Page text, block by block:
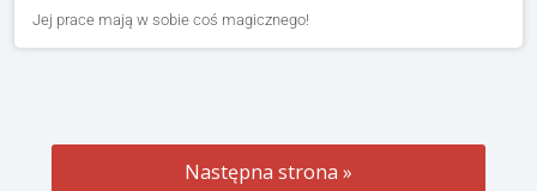
Jej prace mają w sobie coś magicznego!
Następna strona »